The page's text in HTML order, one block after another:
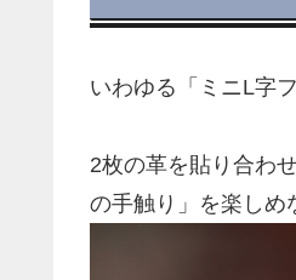
いわゆる「ミニL字
2枚の革を貼り合わ
の手触り」を楽しめ